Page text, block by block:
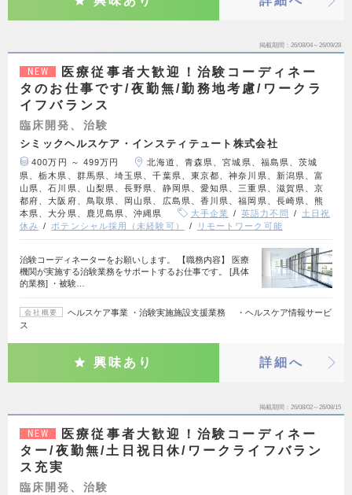
掲載期間 26/08/04～26/09/28
NEW
医療従事者大歓迎！治験コーディネー
タのお仕事です/夜勤無/勤務地考慮/ワークラ
イフバランス
臨床開発、治験
シミックヘルスケア・インスティテュート株式会社
400万円 ～ 499万円
北海道、青森県、宮城県、福島県、茨城
県、栃木県、群馬県、埼玉県、千葉県、東京都、神奈川県、新潟県、富
山県、石川県、山梨県、長野県、静岡県、愛知県、三重県、滋賀県、京
都府、大阪府、鳥取県、岡山県、広島県、香川県、福岡県、長崎県、熊
本県、大分県、鹿児島県、沖縄県
大手企業 英語力不問
土日祝
休み
ポテンシャル採用（未経験可） リモートワーク可能
治験コーディネーターをお願いします。 【職務内容】 医療
機関が実施する治験業務をサポートするお仕事です。 [具体
的業務] ・被験…
会社概要
ヘルスケア事業 ・治験実施施設支援業務 ・ヘルスケア情報サービ
ス
興味あり 詳細へ
掲載期間 26/08/02～26/08/15
NEW
医療従事者大歓迎！治験コーディネー
ター/夜勤無/土日祝日休/ワークライフバラン
ス充実
臨床開発、治験